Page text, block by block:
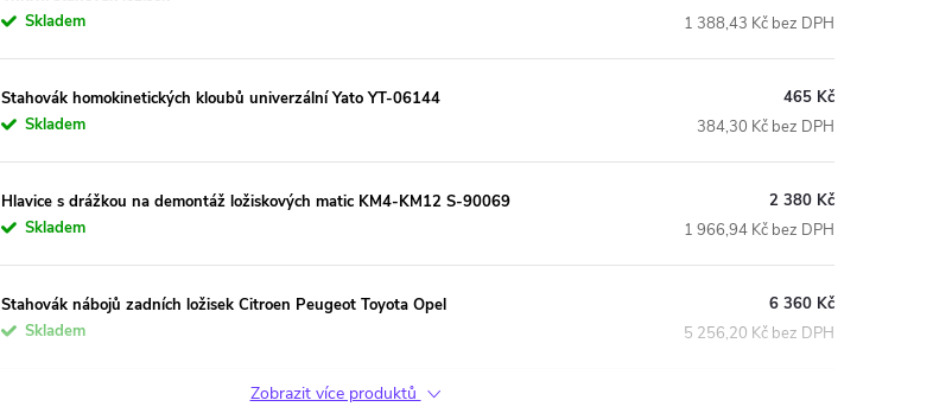
Skladem
1 388,43 Kč bez DPH
Stahovák homokinetických kloubů univerzální Yato YT-06144
Skladem
465 Kč
384,30 Kč bez DPH
Hlavice s drážkou na demontáž ložiskových matic KM4-KM12 S-90069
Skladem
2 380 Kč
1 966,94 Kč bez DPH
Stahovák nábojů zadních ložisek Citroen Peugeot Toyota Opel
Skladem
6 360 Kč
5 256,20 Kč bez DPH
Zobrazit více produktů